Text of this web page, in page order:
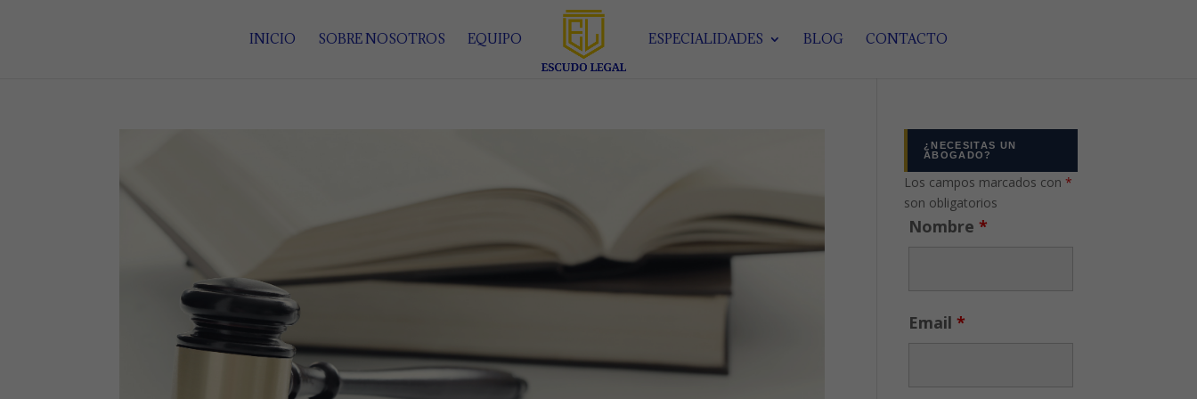
INICIO SOBRE NOSOTROS EQUIPO ESPECIALIDADES BLOG CONTACTO
¿NECESITAS UN
ABOGADO?
Los campos marcados con*
son obligatorios
Nombre*
Email*